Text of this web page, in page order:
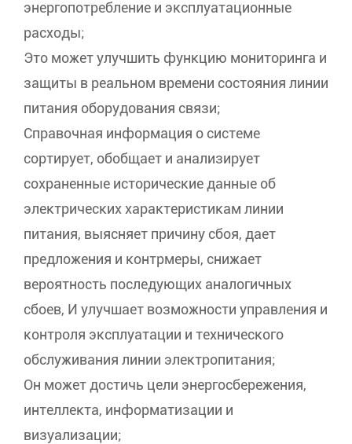
энергопотребление и эксплуатационные
расходы;
Это может улучшить функцию мониторинга и
защиты в реальном времени состояния линии
питания оборудования связи;
Справочная информация о системе
сортирует, обобщает и анализирует
сохраненные исторические данные об
электрических характеристикам линии
питания, выясняет причину сбоя, дает
предложения и контрмеры, снижает
вероятность последующих аналогичных
сбоев, И улучшает возможности управления и
контроля эксплуатации и технического
обслуживания линии электропитания;
Он может достичь цели энергосбережения,
интеллекта, информатизации и
визуализации;